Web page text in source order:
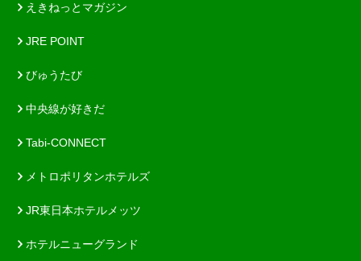
えきねっとマガジン
JRE POINT
びゅうたび
中央線が好きだ
Tabi-CONNECT
メトロポリタンホテルズ
JR東日本ホテルメッツ
ホテルニューグランド